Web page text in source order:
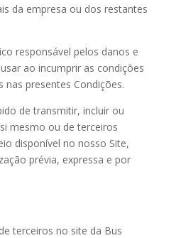
da empresa ou dos restantes
responsável pelos danos e
ao incumprir as condições
nas presentes Condições.
de transmitir, incluir ou
mesmo ou de terceiros
disponível no nosso Site,
prévia, expressa e por
terceiros no site da Bus